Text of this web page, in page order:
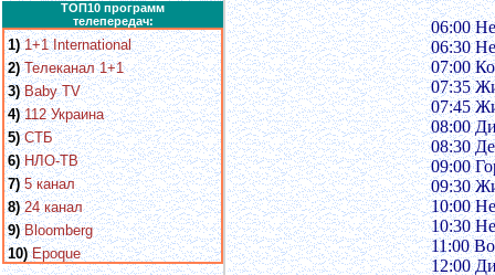
ТОП10 программ
телепередач:
1) 1+1 International
2) Телеканал 1+1
3) Baby TV
4) 112 Украина
5) СТБ
6) НЛО-ТВ
7) 5 канал
8) 24 канал
9) Bloomberg
10) Epoque
06:00
06:30
07:00
07:35
07:45
08:00
08:30
09:00
09:30
10:00
10:30
11:00
12:00